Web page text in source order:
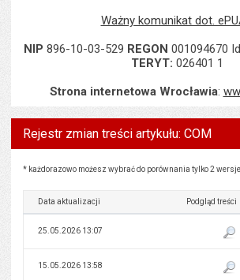
Ważny komunikat dot.
NIP 896-10-03-529 REGON 001094670
TERYT: 026401 1
Strona internetowa Wrocławia:
Rejestr zmian treści artykułu: COM
Rejestr zmian treści artykułu: COM
* każdorazowo możesz wybrać do porównania tylko 2
Data aktualizacji Podgląd treści
25.05.2026 13:07
15.05.2026 13:58